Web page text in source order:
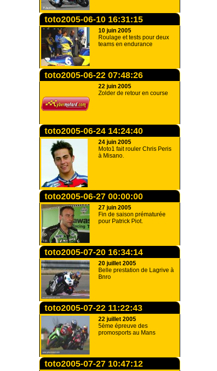
toto2005-06-10 16:31:15
10 juin 2005
Roulage et tests pour deux
teams en endurance
toto2005-06-22 07:48:26
22 juin 2005
Zolder de retour en course
toto2005-06-24 14:24:40
24 juin 2005
Moto1 fait rouler Chris Peris
à Misano.
toto2005-06-27 00:00:00
27 juin 2005
Fin de saison prématurée
pour Patrick Piot.
toto2005-07-20 16:34:14
20 juillet 2005
Belle prestation de Lagrive à
Bnro
toto2005-07-22 11:22:43
22 juillet 2005
5ème épreuve des
promosports au Mans
toto2005-07-27 10:47:12